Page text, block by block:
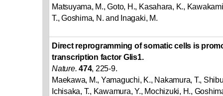
Matsuyama, M., Goto, H., Kasahara, K.,
T., Goshima, N. and Inagaki, M.
Direct reprogramming of somatic cells is
transcription factor Glis1.
Nature. 474, 225-9.
Maekawa, M., Yamaguchi, K., Nakamura, T.,
Ichisaka, T., Kawamura, Y., Mochizuki, H.,